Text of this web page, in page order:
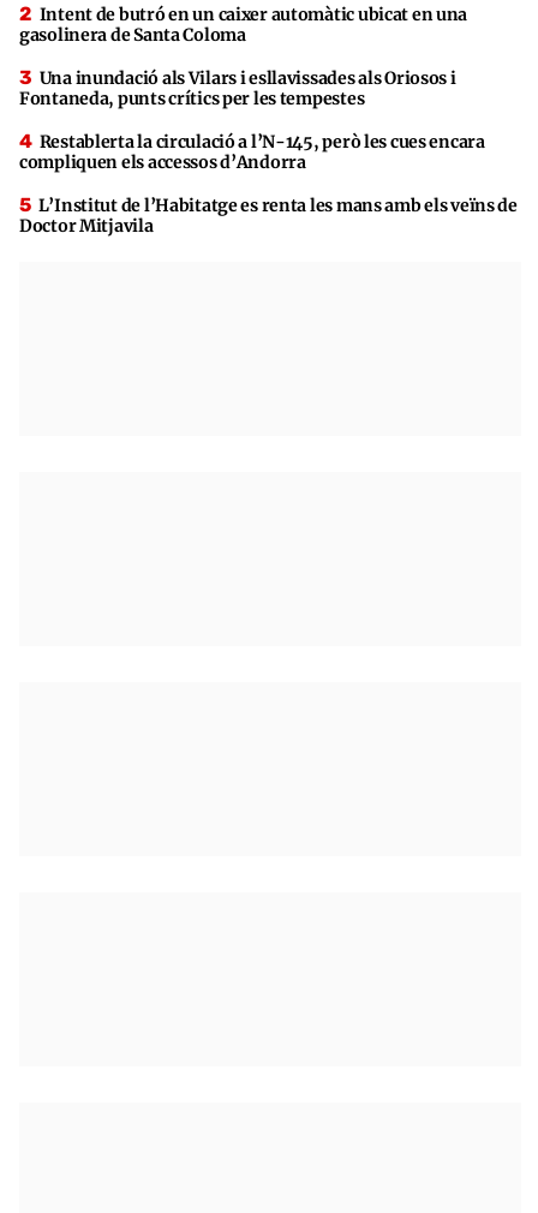
Intent de butró en un caixer automàtic ubicat en una
gasolinera de Santa Coloma
Una inundació als Vilars i esllavissades als Oriosos i
Fontaneda, punts crítics per les tempestes
Restablerta la circulació a l’N-145, però les cues encara
compliquen els accessos d’Andorra
L’Institut de l’Habitatge es renta les mans amb els veïns de
Doctor Mitjavila